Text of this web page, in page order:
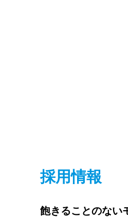
採用情報
飽きることのない